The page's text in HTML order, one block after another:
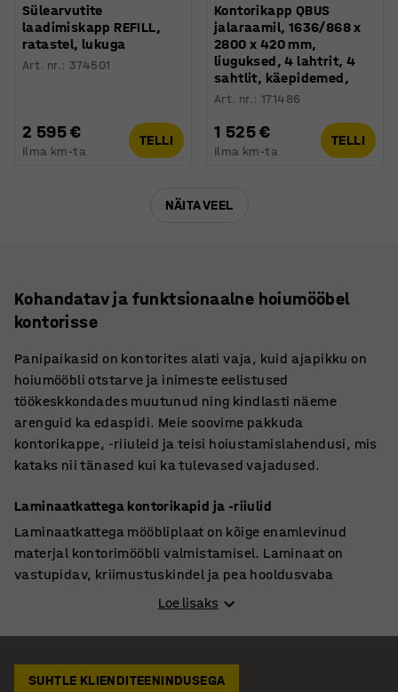
Sülearvutite
laadimiskapp REFILL,
ratastel, lukuga
Art. nr.: 374501
2 595 €
Ilma km-ta
TELLI
Kontorikapp QBUS
jalaraamil, 1636/868 x
2800 x 420 mm,
liuguksed, 4 lahtrit, 4
sahtlit, käepidemed,
Art. nr.:171486
1 525 €
Ilma km-ta
TELLI
NÄITA VEEL
Kohandatav ja funktsionaalne hoiumööbel
kontorisse
Panipaikasid on kontorites alati vaja, kuid ajapikku on
hoiumööbli otstarve ja inimeste eelistused
töökeskkondades muutunud ning kindlasti näeme
arenguid ka edaspidi. Meie soovime pakkuda
kontorikappe, -riiuleid ja teisi hoiustamislahendusi, mis
kataks nii tänased kui ka tulevased vajadused.
Laminaatkattega kontorikapid ja -riiulid
Laminaatkattega mööbliplaat on kõige enamlevinud
materjal kontorimööbli valmistamisel. Laminaat on
vastupidav, kriimustuskindel ja pea hooldusvaba
materjal, mis sobib suurepäraselt töökeskkondadesse.
hoiukapid, raamaturiiulid, sahtliboksid jms hõlpsasti
Mööbliesemete kombineerimisel on võimalik luua nii
Loe lisaks
SUHTLE KLIENDITEENINDUSEGA